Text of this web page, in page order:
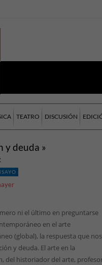
TEATRO DISCUSIÓN
y deuda »
ni el último en preguntarse
en el arte
(global), la respuesta que nos
y deuda. El arte en la
del historiador del arte,